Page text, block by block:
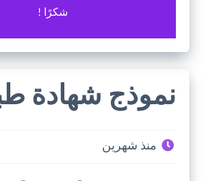
شكرًا !
نموذج شهادة
منذ شهرين